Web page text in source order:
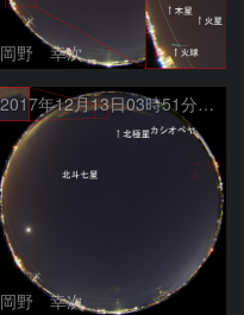
岡野 幸次
2017年12月13日03時51分の流星
岡野 幸次